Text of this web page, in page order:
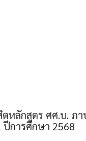
หลักสูตร ศศ.บ. ภ
ปีการศึกษา 2568